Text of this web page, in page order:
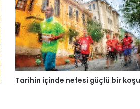
Tarihin içinde nefesi güçlü bir koşu